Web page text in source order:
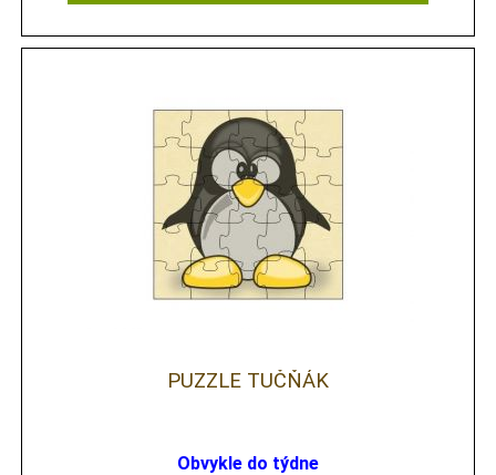
PUZZLE TUČŇÁK
Obvykle do týdne